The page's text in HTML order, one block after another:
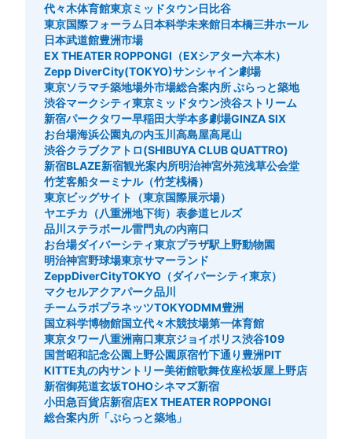
代々木体育館東京ミッドタウン日比谷
東京国際フォーラム日本科学未来館日本橋三井ホール
日本武道館豊洲市場
EX THEATER ROPPONGI（EXシアター六本木）
Zepp DiverCity(TOKYO)サンシャイン劇場
東京ソラマチ築地場外市場総合案内所 ぷらっと築地
渋谷マークシティ東京ミッドタウン渋谷ストリーム
新宿パークタワー早稲田大学本多劇場GINZA SIX
お台場海浜公園丸の内玉川高島屋高尾山
渋谷クラブクアトロ(SHIBUYA CLUB QUATTRO)
新宿BLAZE新宿観光案内所明治神宮外苑浅草公会堂
竹芝客船ターミナル（竹芝桟橋）
東京ビッグサイト（東京国際展示場）
ヤエチカ（八重洲地下街） 表参道ヒルズ
品川ステラボール雷門丸の内南口
お台場ダイバーシティ東京プラザ駅 上野動物園
明治神宮野球場東京サマーランド
ZeppDiverCityTOKYO（ダイバーシティ東京）
マクセルアクアパーク品川
チームラボプラネッツTOKYODMM豊洲
国立科学博物館国立代々木競技場第一体育館
東京タワー八重洲南口東京ジョイポリス渋谷109
国営昭和記念公園 上野公園原宿竹下通り 豊洲PIT
KITTE丸の内サントリー美術館歌舞伎座松坂屋上野店
新宿御苑道玄坂TOHOシネマズ新宿
小田急百貨店新宿店EX THEATER ROPPONGI
総合案内所「ぷらっと築地」